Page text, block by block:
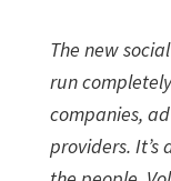
The new
run
companies,
providers.